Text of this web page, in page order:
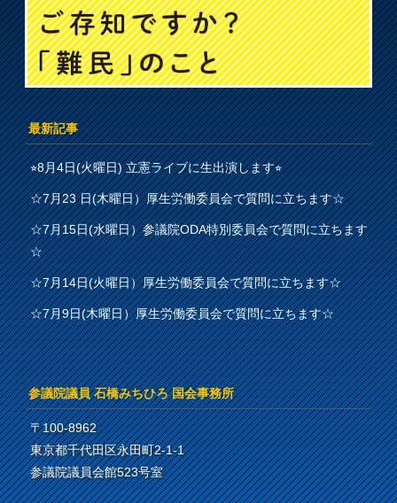
最新記事
⭐︎8月4日(火曜日) 立憲ライブに生出演します⭐︎
☆7月23 日(木曜日）厚生労働委員会で質問に立ちます☆
☆7月15日(水曜日）参議院ODA特別委員会で質問に立ちます
☆
☆7月14日(火曜日）厚生労働委員会で質問に立ちます☆
☆7月9日(木曜日）厚生労働委員会で質問に立ちます☆
参議院議員 石橋みちひろ 国会事務所
〒100-8962
東京都千代田区永田町2-1-1
参議院議員会館523号室